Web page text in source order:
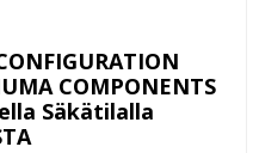
COMPONENTS
Säkätilalla